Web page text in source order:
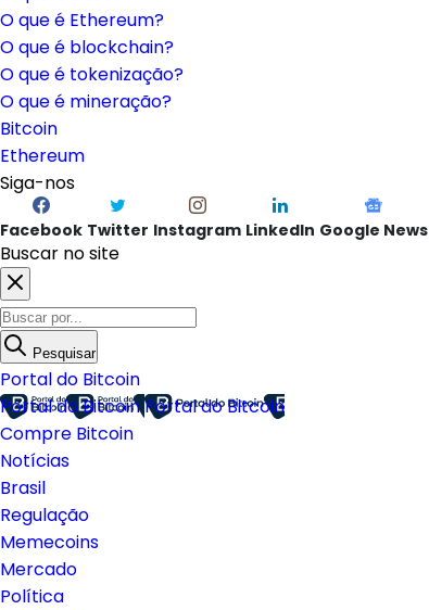
O que é Ethereum?
O que é blockchain?
O que é tokenização?
O que é mineração?
Bitcoin
Ethereum
Siga-nos
Facebook Twitter Instagram LinkedIn Google News
Buscar no site
Pesquisar
Portal do Bitcoin
Portal do BitcoinPortal do Bitcoin
Compre Bitcoin
Notícias
Brasil
Regulação
Memecoins
Mercado
Política